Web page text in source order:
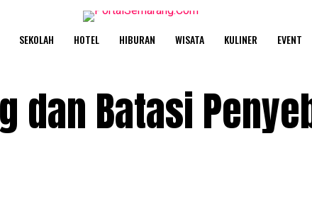
SEKOLAH HOTEL HIBURAN WISATA KULINER EVENT
dan Batasi